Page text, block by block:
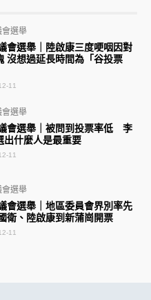
會選舉｜陸啟康三度哽咽因對
沒想過延長時間為「谷投票
選舉
11
會選舉｜被問到投票率低 李
出什麼人是最重要
選舉
11
會選舉｜地區委員會界別率先
衛、陸啟康到新蒲崗開票
會選舉
11